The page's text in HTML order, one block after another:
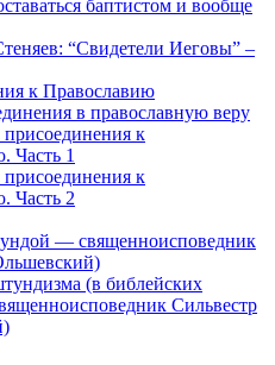
баптистом и вообще
“Свидетели Иеговы” –
к Православию
в православную веру
к
Часть 1
к
Часть 2
— священноисповедник
(в библейских
Сильвестр